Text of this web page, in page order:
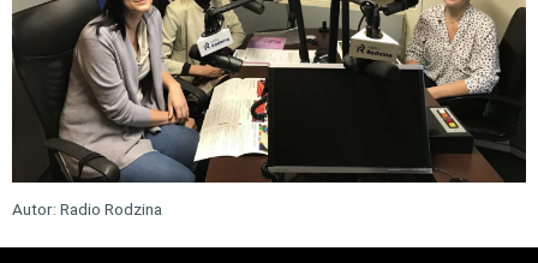
Autor: Radio Rodzina